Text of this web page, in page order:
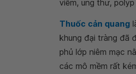
viêm, ung thư,
Thuốc cản quang
khung đại tràng đã
phủ lớp niêm mạc
các mô mềm rất